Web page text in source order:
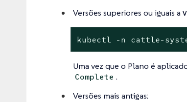
Versões superiores ou iguais a
kubectl -n cattle-
Uma vez que o Plano é
Complete .
Versões mais antigas: